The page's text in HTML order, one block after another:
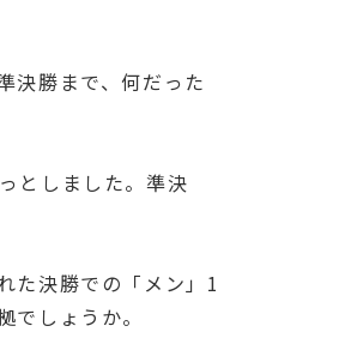
決勝まで、何だった
としました。準決
た決勝での「メン」1
しょうか。